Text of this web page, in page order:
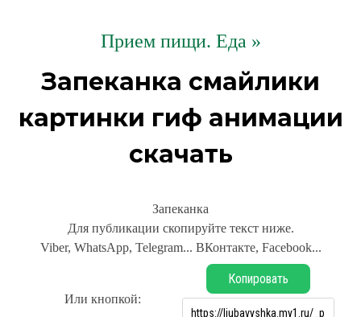
Прием пищи. Еда »
Запеканка смайлики
картинки гиф анимации
скачать
Запеканка
Для публикации скопируйте текст ниже.
Viber, WhatsApp, Telegram... ВКонтакте, Facebook...
Или кнопкой:
Копировать